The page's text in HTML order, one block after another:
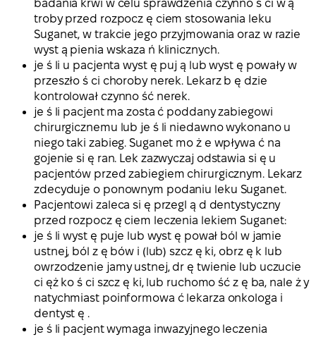
badania krwi w celu sprawdzenia czynno ś ci w ą
troby przed rozpocz ę ciem stosowania leku
Suganet, w trakcie jego przyjmowania oraz w razie
wyst ą pienia wskaza ń klinicznych.
je ś li u pacjenta wyst ę puj ą lub wyst ę powały w
przeszło ś ci choroby nerek. Lekarz b ę dzie
kontrolował czynno ść nerek.
je ś li pacjent ma zosta ć poddany zabiegowi
chirurgicznemu lub je ś li niedawno wykonano u
niego taki zabieg. Suganet mo ż e wpływa ć na
gojenie si ę ran. Lek zazwyczaj odstawia si ę u
pacjentów przed zabiegiem chirurgicznym. Lekarz
zdecyduje o ponownym podaniu leku Suganet.
Pacjentowi zaleca si ę przegl ą d dentystyczny
przed rozpocz ę ciem leczenia lekiem Suganet:
je ś li wyst ę puje lub wyst ę pował ból w jamie
ustnej, ból z ę bów i (lub) szcz ę ki, obrz ę k lub
owrzodzenie jamy ustnej, dr ę twienie lub uczucie
ci ęż ko ś ci szcz ę ki, lub ruchomo ść z ę ba, nale ż y
natychmiast poinformowa ć lekarza onkologa i
dentyst ę .
je ś li pacjent wymaga inwazyjnego leczenia